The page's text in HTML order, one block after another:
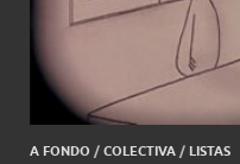
A FONDO / COLECTIVA / LISTAS